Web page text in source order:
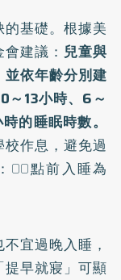
基礎。根據美
建議： 兒童與
依年齡分別建
～13小時、6～
的睡眠時數。
作息，避免過
00點前入睡為
宜過晚入睡，
早就寢」可顯